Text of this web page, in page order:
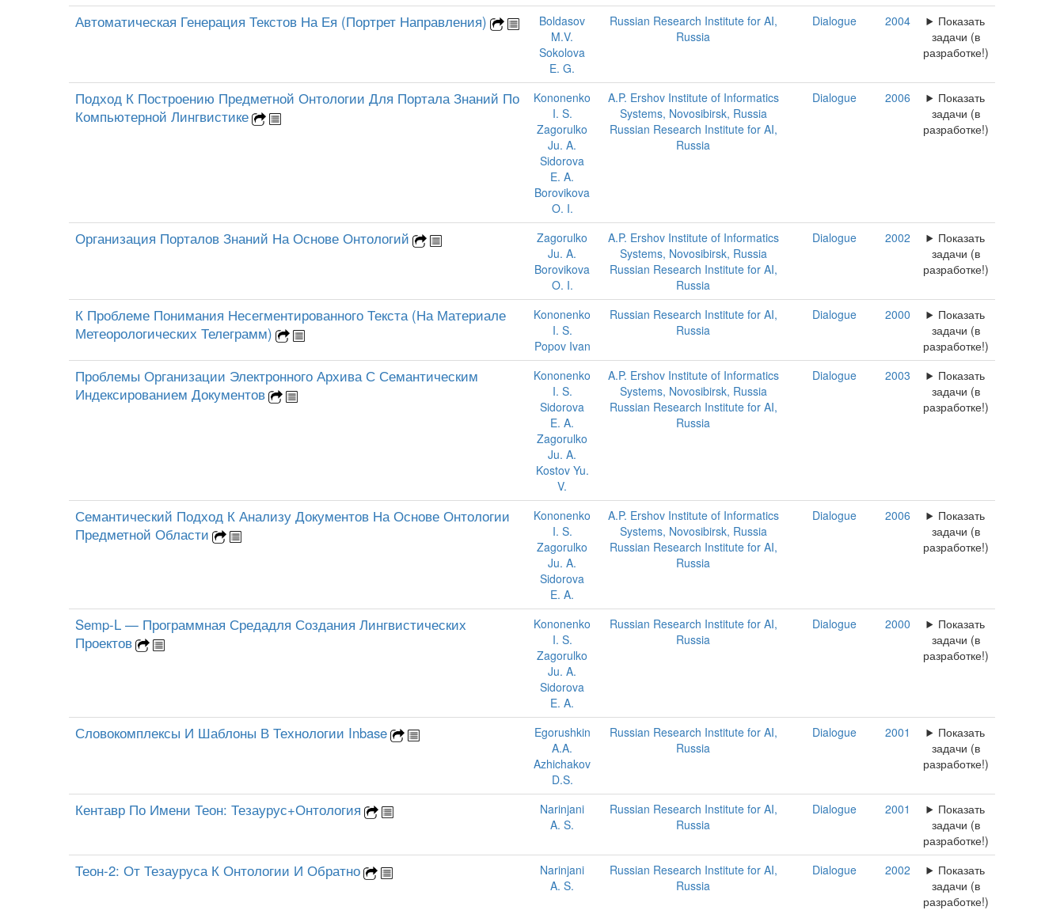
Автоматическая Генерация Текстов На Ея (Портрет Направления)
Boldasov
M.V.
Sokolova
E. G.
Russian Research Institute for AI,
Russia
Dialogue 2004
Показать
задачи (в
разработке!)
Подход К Построению Предметной Онтологии Для Портала Знаний По
Компьютерной Лингвистике
Kononenko
I. S.
Zagorulko
Ju. A.
Sidorova
E. A.
Borovikova
O. I.
A.P. Ershov Institute of Informatics
Systems, Novosibirsk, Russia
Russian Research Institute for AI,
Russia
Dialogue 2006
Показать
задачи (в
разработке!)
Организация Порталов Знаний На Основе Онтологий
Zagorulko
Ju. A.
Borovikova
O. I.
A.P. Ershov Institute of Informatics
Systems, Novosibirsk, Russia
Russian Research Institute for AI,
Russia
Dialogue 2002
Показать
задачи (в
разработке!)
К Проблеме Понимания Несегментированного Текста (На Материале
Метеорологических Телеграмм)
Kononenko
I. S.
Popov Ivan
Russian Research Institute for AI,
Russia
Dialogue 2000
Показать
задачи (в
разработке!)
Проблемы Организации Электронного Архива С Семантическим
Индексированием Документов
Kononenko
I. S.
Sidorova
E. A.
Zagorulko
Ju. A.
Kostov Yu.
V.
A.P. Ershov Institute of Informatics
Systems, Novosibirsk, Russia
Russian Research Institute for AI,
Russia
Dialogue 2003
Показать
задачи (в
разработке!)
Семантический Подход К Анализу Документов На Основе Онтологии
Предметной Области
Kononenko
I. S.
Zagorulko
Ju. A.
Sidorova
E. A.
A.P. Ershov Institute of Informatics
Systems, Novosibirsk, Russia
Russian Research Institute for AI,
Russia
Dialogue 2006
Показать
задачи (в
разработке!)
Semp-L — Программная Средадля Создания Лингвистических
Проектов
Kononenko
I. S.
Zagorulko
Ju. A.
Sidorova
E. A.
Russian Research Institute for AI,
Russia
Dialogue 2000
Показать
задачи (в
разработке!)
Словокомплексы И Шаблоны В Технологии Inbase
Egorushkin
A.A.
Azhichakov
D.S.
Russian Research Institute for AI,
Russia
Dialogue 2001
Показать
задачи (в
разработке!)
Кентавр По Имени Теон: Тезаурус+Онтология
Narinjani
A. S.
Russian Research Institute for AI,
Russia
Dialogue 2001
Показать
задачи (в
разработке!)
Теон-2: От Тезауруса К Онтологии И Обратно
Narinjani
A. S.
Russian Research Institute for AI,
Russia
Dialogue 2002
Показать
задачи (в
разработке!)